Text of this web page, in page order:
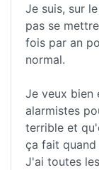
Je suis, sur
pas se
fois par an
normal.
Je veux bien
alarmistes
terrible et
ça fait quand
J'ai toutes